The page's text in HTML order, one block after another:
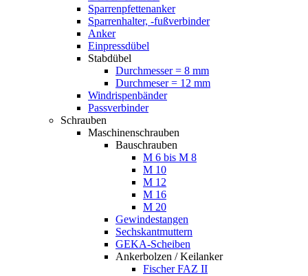
Sparrenpfettenanker
Sparrenhalter, -fußverbinder
Anker
Einpressdübel
Stabdübel
Durchmesser = 8 mm
Durchmeser = 12 mm
Windrispenbänder
Passverbinder
Schrauben
Maschinenschrauben
Bauschrauben
M 6 bis M 8
M 10
M 12
M 16
M 20
Gewindestangen
Sechskantmuttern
GEKA-Scheiben
Ankerbolzen / Keilanker
Fischer FAZ II